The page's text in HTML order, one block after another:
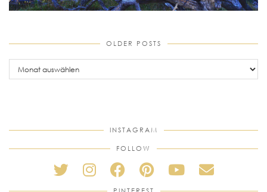
OLDER POSTS
older
posts
INSTAGRAM
FOLLOW